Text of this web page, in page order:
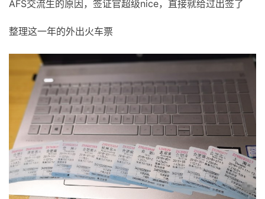
AFS交流生的原因，签证官超级nice，直接就给过出签了
整理这一年的外出火车票